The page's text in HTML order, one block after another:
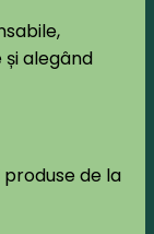
alegând
de la